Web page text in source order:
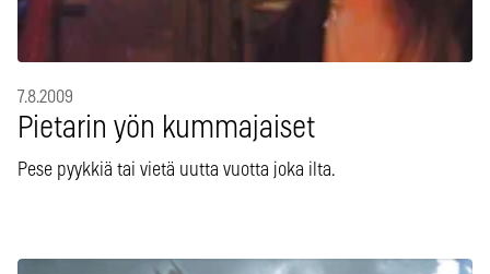
7.8.2009
Pietarin yön kummajaiset
Pese pyykkiä tai vietä uutta vuotta joka ilta.